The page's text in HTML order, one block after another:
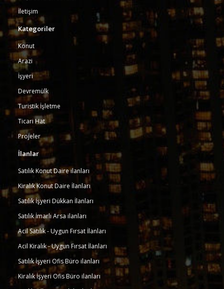
İletişim
Kategoriler
Konut
Arazi
İşyeri
Devremülk
Turistik İşletme
Ticari Hat
Projeler
İlanlar
Satılık Konut Daire ilanları
Kiralık Konut Daire İlanları
Satılık İşyeri Dükkan İlanları
Satılık İmarlı Arsa ilanları
Acil Satılık - Uygun Fırsat İlanları
Acil Kiralık - Uygun Fırsat İlanları
Satılık İşyeri Ofis Büro ilanları
Kiralık İşyeri Ofis Büro ilanları